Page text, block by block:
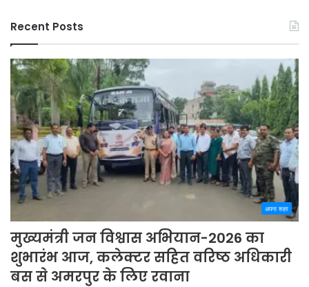
Recent Posts
अपना शहर
मुख्यमंत्री जन विश्वास अभियान-2026 का
शुभारंभ आज, कलेक्टर सहित वरिष्ठ अधिकारी
बस से अमरपुर के लिए रवाना